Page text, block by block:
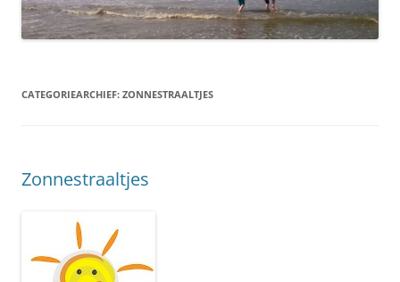
CATEGORIEARCHIEF: ZONNESTRAALTJES
Zonnestraaltjes